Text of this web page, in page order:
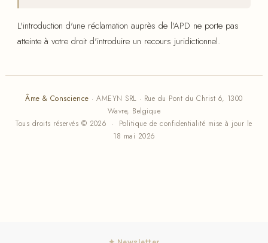
L'introduction d'une réclamation auprès de l'APD ne porte pas
atteinte à votre droit d'introduire un recours juridictionnel.
Âme & Conscience · AMEYN SRL · Rue du Pont du Christ 6, 1300
Wavre, Belgique
Tous droits réservés © 2026 · Politique de confidentialité mise à jour le
18 mai 2026